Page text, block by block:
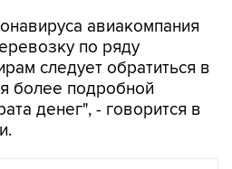
авиакомпания
по ряду
следует обратиться в
более подробной
денег", - говорится в